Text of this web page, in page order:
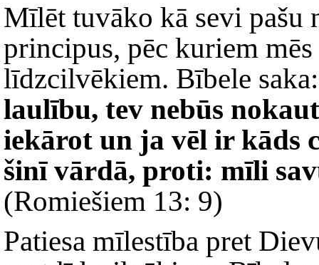
Mīlēt tuvāko kā sevi pašu
principus, pēc kuriem mēs
līdzcilvēkiem. Bībele
laulību, tev nebūs
iekārot un ja vēl ir kāds
šinī vārdā, proti: mīli
(Romiešiem 13: 9)
Patiesa mīlestība pret